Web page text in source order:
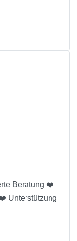
Beratung ❤️
Unterstützung